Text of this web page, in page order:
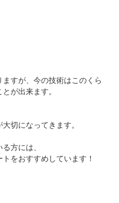
すが、今の技術はこのくら
が出来ます。
切になってきます。
方には、
をおすすめしています！